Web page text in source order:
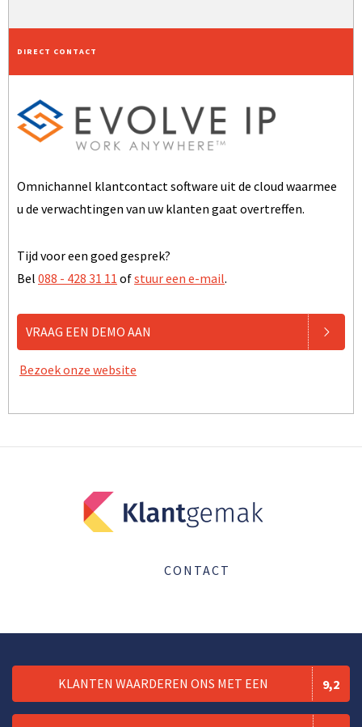
DIRECT CONTACT
Omnichannel klantcontact software uit de cloud waarmee
u de verwachtingen van uw klanten gaat overtreffen.
Tijd voor een goed gesprek?
Bel 088 - 428 31 11 ofstuur een e-mail.
VRAAG EEN DEMO AAN
Bezoek onze website
CONTACT
KLANTEN WAARDEREN ONS MET EEN 9,2